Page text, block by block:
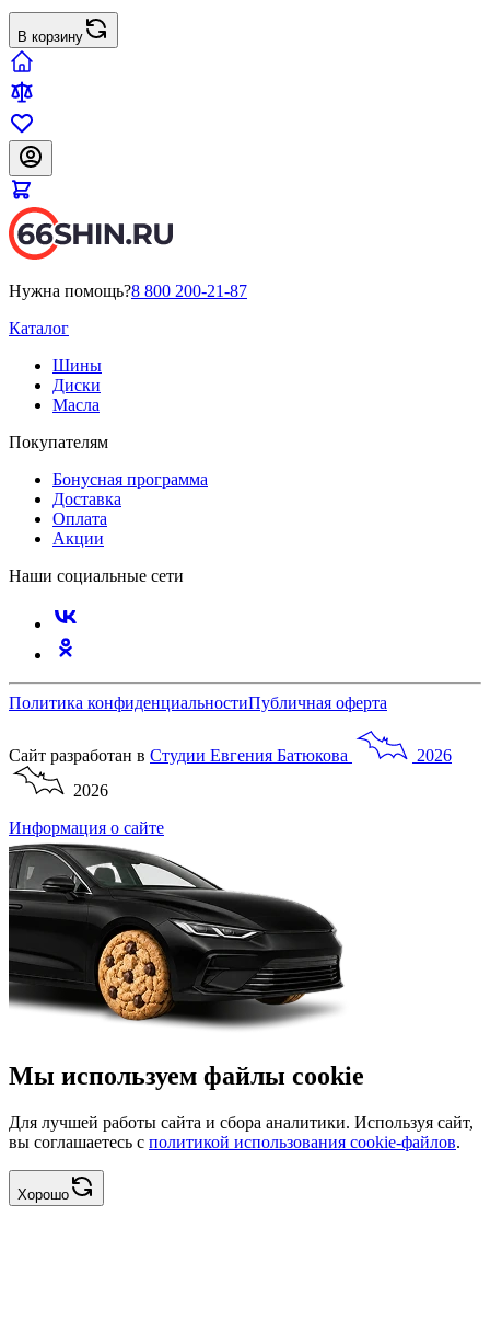
В корзину
Нужна помощь?8 800 200-21-87
Каталог
Шины
Диски
Масла
Покупателям
Бонусная программа
Доставка
Оплата
Акции
Наши социальные сети
Политика конфиденциальностиПубличная оферта
Сайт разработан в Студии Евгения Батюкова
2026
2026
Информация о сайте
Мы используем файлы cookie
Для лучшей работы сайта и сбора аналитики. Используя сайт,
вы соглашаетесь с политикой использования cookie-файлов.
Хорошо